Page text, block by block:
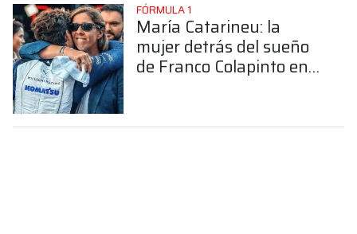
FÓRMULA 1
María Catarineu: la
mujer detrás del sueño
de Franco Colapinto en